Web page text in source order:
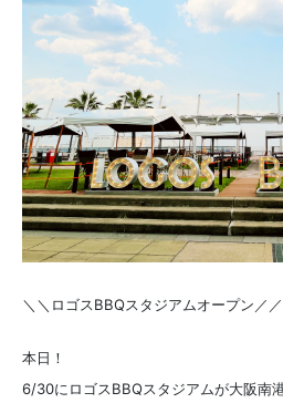
＼＼ロゴスBBQスタジアムオープン／／
本日！
6/30にロゴスBBQスタジアムが大阪南